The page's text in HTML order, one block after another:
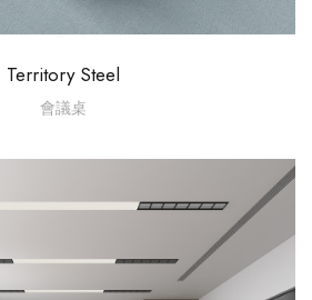
Territory Steel
會議桌